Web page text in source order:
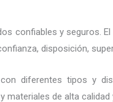
confiables y seguros.
disposición,
diferentes tipos y
de alta calidad